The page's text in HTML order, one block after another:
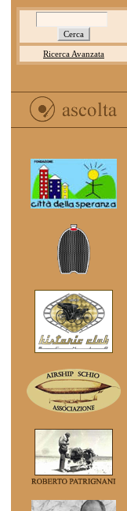
Ricerca Avanzata